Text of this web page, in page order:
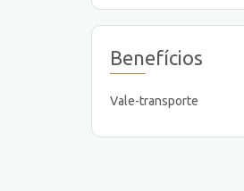
Benefícios
Vale-transporte